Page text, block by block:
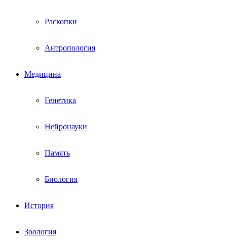
Раскопки
Антропология
Медицина
Генетика
Нейронауки
Память
Биология
История
Зоология